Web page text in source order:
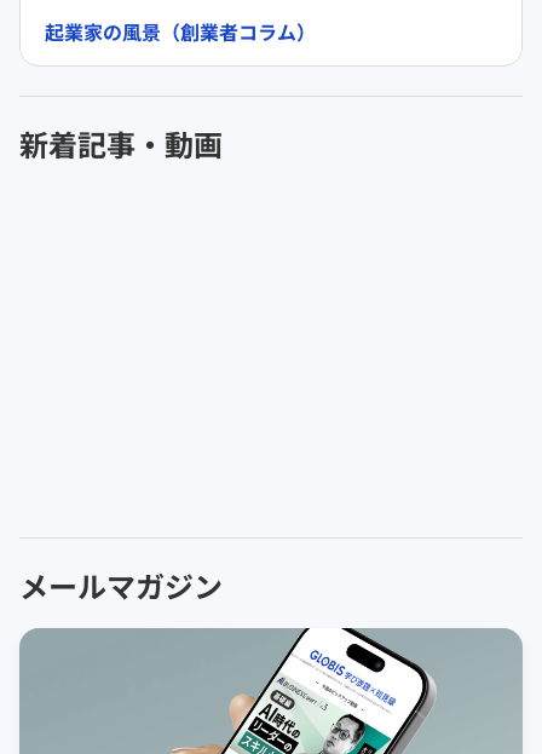
起業家の風景（創業者コラム）
新着記事・動画
メールマガジン